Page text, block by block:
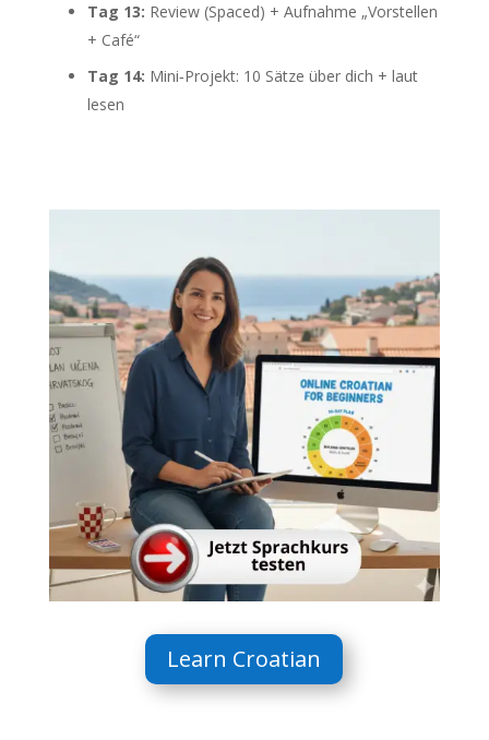
Tag 13: Review (Spaced) + Aufnahme „Vorstellen
+ Café“
Tag 14: Mini‑Projekt: 10 Sätze über dich + laut
lesen
Learn Croatian